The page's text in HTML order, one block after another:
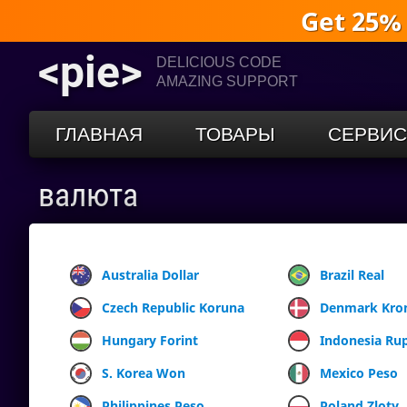
Get
<pie>
DELICIOUS CODE
AMAZING SUPPORT
ГЛАВНАЯ ТОВАРЫ
валюта
Australia Dollar Brazil Real
Czech Republic Koruna
Denmark
Hungary Forint
Indonesia
S. Korea Won
Mexico Peso